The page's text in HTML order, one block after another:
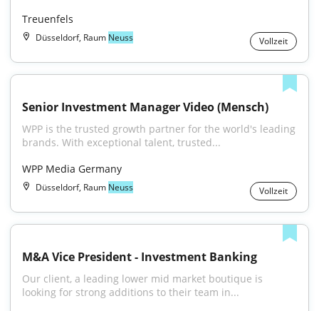
Treuenfels
Düsseldorf, Raum Neuss Vollzeit
Senior Investment Manager Video (Mensch)
WPP is the trusted growth partner for the world's leading
brands. With exceptional talent, trusted...
WPP Media Germany
Düsseldorf, Raum Neuss Vollzeit
M&A Vice President - Investment Banking
Our client, a leading lower mid market boutique is
looking for strong additions to their team in...